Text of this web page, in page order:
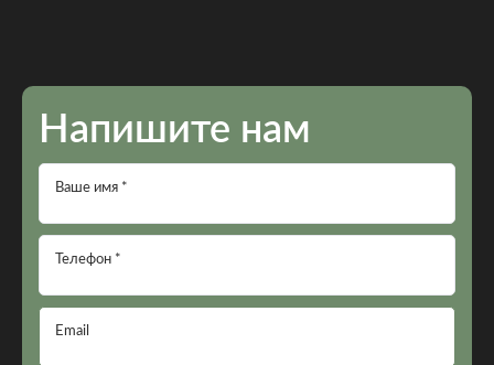
Напишите нам
Ваше имя *
Телефон *
Email